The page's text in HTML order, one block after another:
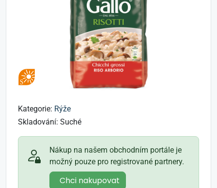
Kategorie: Rýže
Skladování: Suché
Nákup na našem obchodním portále je
možný pouze pro registrované partnery.
Chci nakupovat